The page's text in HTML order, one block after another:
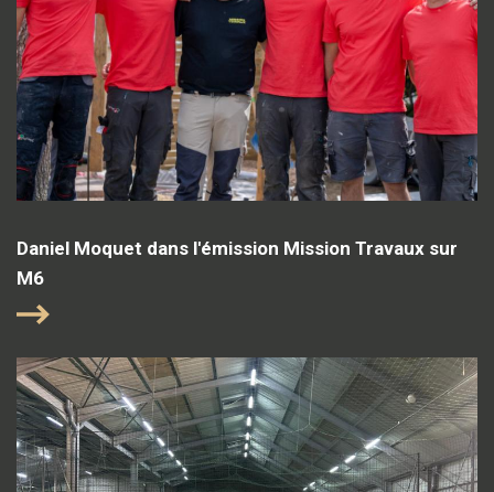
Daniel Moquet dans l'émission Mission Travaux sur
M6